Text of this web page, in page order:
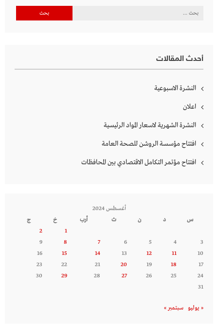
البحث
أحدث المقالات
النشرة الاسبوعية
اعلان
النشرة الشهرية لاسعار المواد الرئيسية
افتتاح مؤسسة الروشن للصحة العامة
افتتاح مؤتمر التكامل الاقتصادي بين المحافظات
أغسطس 2024
س
د ن ث أرب خ
ج
1
2
3
4
5
6
7
8
9
10
11
12
13
14
15
16
17
18
19
20
21
22
23
24
25
26
27
28
29
30
31
« يوليو سبتمبر »